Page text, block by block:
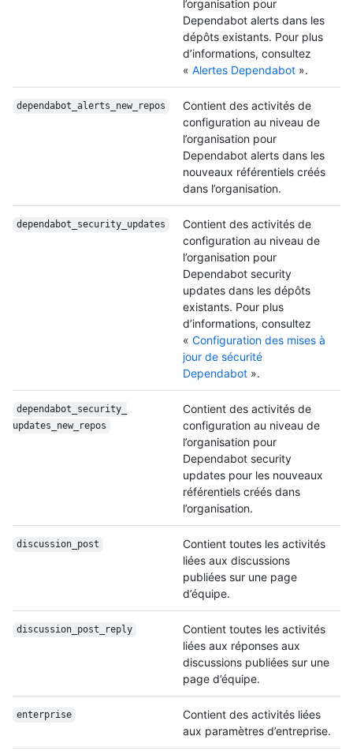
l’organisation pour
Dependabot alerts dans les
dépôts existants. Pour plus
d’informations, consultez
« Alertes Dependabot ».
dependabot_alerts_ new_repos
Contient des activités de
configuration au niveau de
l’organisation pour
Dependabot alerts dans les
nouveaux référentiels créés
dans l’organisation.
dependabot_security_ updates
Contient des activités de
configuration au niveau de
l’organisation pour
Dependabot security
updates dans les dépôts
existants. Pour plus
d’informations, consultez
« Configuration des mises à
jour de sécurité
Dependabot ».
dependabot_security_
updates_new_repos
Contient des activités de
configuration au niveau de
l’organisation pour
Dependabot security
updates pour les nouveaux
référentiels créés dans
l’organisation.
discussion_post
Contient toutes les activités
liées aux discussions
publiées sur une page
d’équipe.
discussion_post_ reply
Contient toutes les activités
liées aux réponses aux
discussions publiées sur une
page d’équipe.
enterprise
Contient des activités liées
aux paramètres d’entreprise.